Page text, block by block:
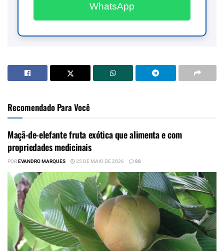
WhatsApp
Recomendado Para Você
Maçã-de-elefante fruta exótica que alimenta e com
propriedades medicinais
POREVANDRO MARQUES 25 DE MAIO DE 2026 88